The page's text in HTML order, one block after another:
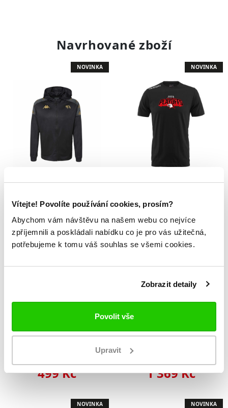
Vítejte! Povolíte používání cookies, prosím?
Abychom vám návštěvu na našem webu co nejvíce
zpříjemnili a poskládali nabídku co je pro vás užitečná,
potřebujeme k tomu váš souhlas se všemi cookies.
Zobrazit detaily
Povolit vše
Upravit
Navrhované zboží
NOVINKA
Mikina Orli
1 929 Kč
NOVINKA
Triko Orli
399 Kč
NOVINKA
499 Kč
NOVINKA
1 369 Kč
NOVINKA NOVINKA